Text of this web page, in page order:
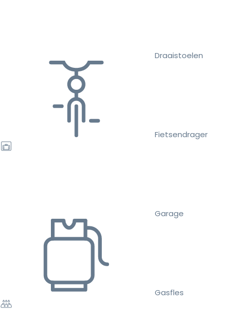
Draaistoelen
Fietsendrager
Garage
Gasfles